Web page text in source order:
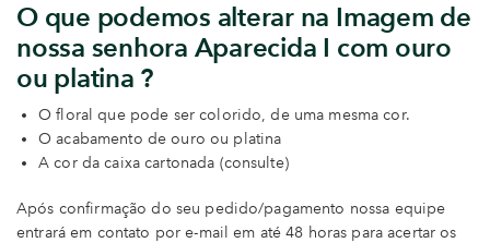
O que podemos alterar na Imagem de
nossa senhora Aparecida I com ouro
ou platina ?
O floral que pode ser colorido, de uma mesma cor.
O acabamento de ouro ou platina
A cor da caixa cartonada (consulte)
Após confirmação do seu pedido/pagamento nossa equipe
entrará em contato por e-mail em até 48 horas para acertar os